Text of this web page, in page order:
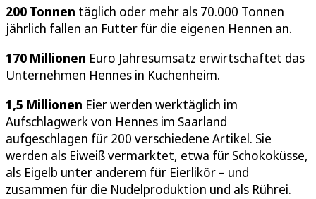
200 Tonnen täglich oder mehr als 70.000 Tonnen
jährlich fallen an Futter für die eigenen Hennen an.
170 Millionen Euro Jahresumsatz erwirtschaftet das
Unternehmen Hennes in Kuchenheim.
1,5 Millionen Eier werden werktäglich im
Aufschlagwerk von Hennes im Saarland
aufgeschlagen für 200 verschiedene Artikel. Sie
werden als Eiweiß vermarktet, etwa für Schokoküsse,
als Eigelb unter anderem für Eierlikör – und
zusammen für die Nudelproduktion und als Rührei.